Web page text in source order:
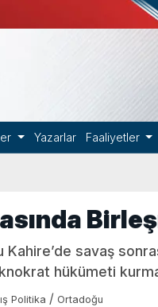
Yazarlar Faaliyetler
savaş
hükümeti
Politika / Ortadoğu